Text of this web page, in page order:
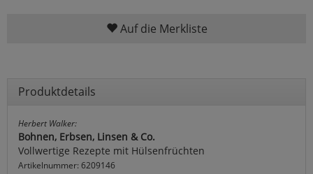
Auf die Merkliste
Produktdetails
Herbert Walker:
Bohnen, Erbsen, Linsen & Co.
Vollwertige Rezepte mit Hülsenfrüchten
Artikelnummer: 6209146